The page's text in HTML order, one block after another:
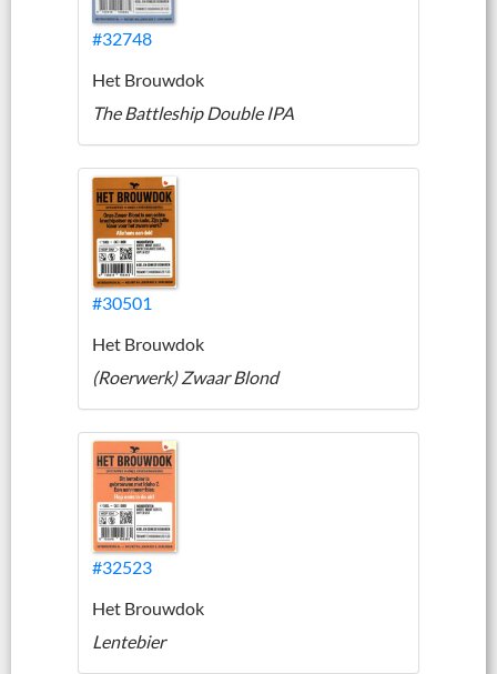
#32748
Het Brouwdok
The Battleship Double IPA
#30501
Het Brouwdok
(Roerwerk) Zwaar Blond
#32523
Het Brouwdok
Lentebier